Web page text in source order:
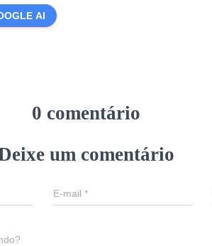
AI
0 comentário
um comentário
E-mail*